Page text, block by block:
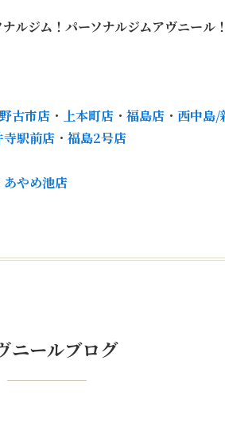
ルジム！パーソナルジムアヴニール
古市店 ・ 上本町店 ・ 福島店 ・ 西中島/
寺駅前店 ・ 福島2号店
あやめ池店
ニールブログ